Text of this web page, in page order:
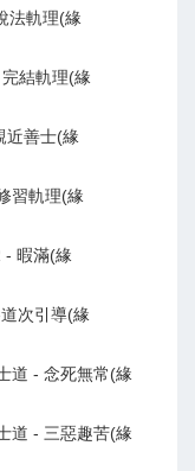
法軌理(緣
結軌理(緣
近善士(緣
習軌理(緣
- 暇滿(緣
次引導(緣
道 - 念死無常(緣
道 - 三惡趣苦(緣